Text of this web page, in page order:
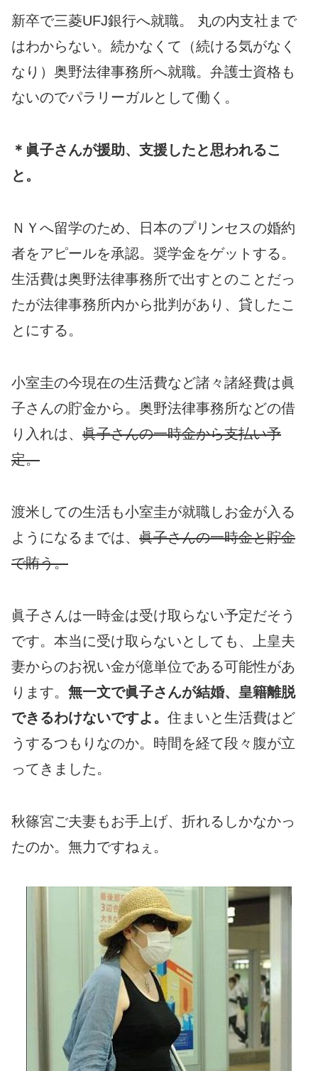
新卒で三菱UFJ銀行へ就職。 丸の内支社まで
はわからない。続かなくて（続ける気がなく
なり）奥野法律事務所へ就職。弁護士資格も
ないのでパラリーガルとして働く。
＊眞子さんが援助、支援したと思われるこ
と。
ＮＹへ留学のため、日本のプリンセスの婚約
者をアピールを承認。奨学金をゲットする。
生活費は奥野法律事務所で出すとのことだっ
たが法律事務所内から批判があり、貸したこ
とにする。
小室圭の今現在の生活費など諸々諸経費は眞
子さんの貯金から。奥野法律事務所などの借
り入れは、 眞子さんの一時金から支払い予
定。
渡米しての生活も小室圭が就職しお金が入る
ようになるまでは、 眞子さんの一時金と貯金
で賄う。
眞子さんは一時金は受け取らない予定だそう
です。本当に受け取らないとしても、上皇夫
妻からのお祝い金が億単位である可能性があ
ります。 無一文で眞子さんが結婚、皇籍離脱
できるわけないですよ。 住まいと生活費はど
うするつもりなのか。時間を経て段々腹が立
ってきました。
秋篠宮ご夫妻もお手上げ、折れるしかなかっ
たのか。無力ですねぇ。